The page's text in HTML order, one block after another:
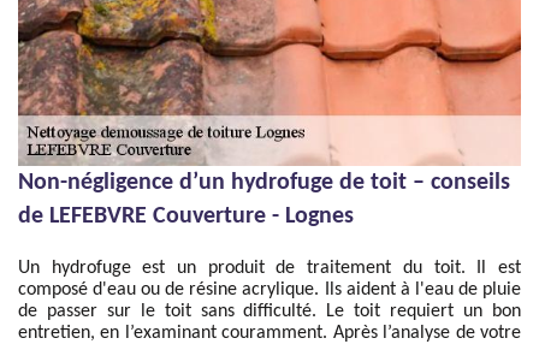
Non-négligence d’un hydrofuge de toit – conseils
de LEFEBVRE Couverture - Lognes
Un hydrofuge est un produit de traitement du toit. Il est
composé d'eau ou de résine acrylique. Ils aident à l'eau de pluie
de passer sur le toit sans difficulté. Le toit requiert un bon
entretien, en l’examinant couramment. Après l’analyse de votre